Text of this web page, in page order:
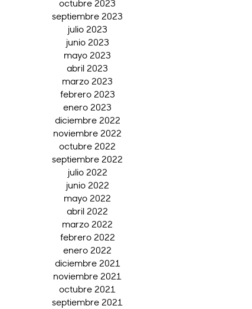
octubre 2023
septiembre 2023
julio 2023
junio 2023
mayo 2023
abril 2023
marzo 2023
febrero 2023
enero 2023
diciembre 2022
noviembre 2022
octubre 2022
septiembre 2022
julio 2022
junio 2022
mayo 2022
abril 2022
marzo 2022
febrero 2022
enero 2022
diciembre 2021
noviembre 2021
octubre 2021
septiembre 2021